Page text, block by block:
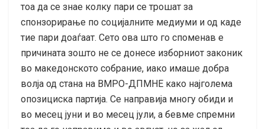
тоа да се знае колку пари се трошат за
спонзорирање по социјалните медиуми и од каде
тие пари доаѓаат. Сето ова што го споменав е
причината зошто не се донесе изборниот законик
во македонското собрание, иако имаше добра
волја од стана на ВМРО-ДПМНЕ како најголема
опозициска партија. Се направија многу обиди и
во месец јуни и во месец јули, а бевме спремни